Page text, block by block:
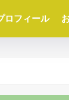
ロフィール